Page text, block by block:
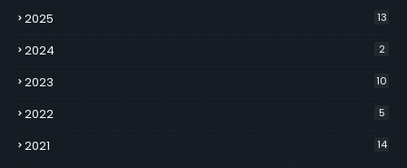
2025 13
2024 2
2023 10
2022 5
2021 14